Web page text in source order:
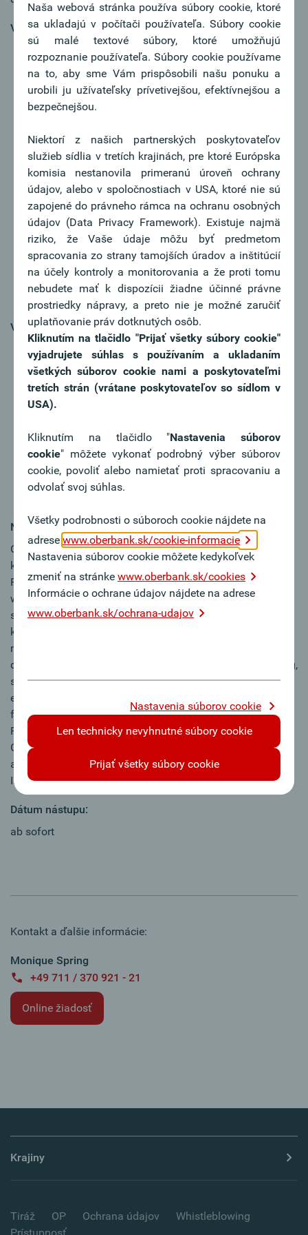
Vaše najdôležitejšie úlohy:
Sie sind Relationship-Manager:in für unsere
Firmenkund:innen im Zielsegment KMU und
Corporates
Sie sind zuständig für alle Finanzierungsfragen sowie
das Passiv- und Dienstleistungsgeschäft
Sie gewinnen auf kreative Art Neukund:innen, gerne
auch mit Hilfe unserer erprobten
Akquisitionsstrategien
Durch Erkennen von Cross-Selling-Potentialen
forcieren Sie den Verkauf
Im Sinne einer individuellen Begleitung haben Sie die
wirtschaftliche Situation von Neu- und
Bestandskund:innen im Auge
Sie repräsentieren die Oberbank nach außen, pflegen
aktiv Ihr Netzwerk und beobachten laufend den
regionalen Markt
Váš profil:
Sie verfügen über eine abgeschlossene
Bankausbildung sowie mehrjährige Berufserfahrung
im Firmenkundengeschäft einer Bank
Sie sind ein kommunikationsstarker Verkaufsprofi mit
Überzeugungskraft
Engagement, Zielorientierung, Teamgeist und
Diplomatie sind für Sie keine Fremdworte
Durch Ihre regionale Verbundenheit verfügen Sie über
ein eigenes Netzwerk zum Aufbau von
Naša ponuka:
Oberbank ist anders, weil wir als unabhängige,
kundennahe, erfolgreiche Regionalbank im gehobenen
Firmenkundensegment kontinuierlich wachsen. Damit
wachsen auch die Chancen für unsere Mitarbeiter:innen,
sich beruflich und persönlich weiterzuentwickeln. Hier
können Sie unsere Erfolgsgeschichte mit Ihren Ideen selbst
mitgestalten. Die Oberbank bietet Ihnen nicht nur eine über
den Tarifvertrag privater Banken hinausgehende Vergütung,
sondern auch zahlreiche attraktive Benefits, wie unsere
einzigartige Aktienbeteiligung, betriebliche Altersvorsorge,
flexible Arbeitszeitgestaltung, Essensbons, bankeigene
Ferienwohnungen für Ihren Urlaub und umfassende
Gesundheitsangebote für Körper & Geist. Auch Sie sind
anders, weil…? Dann reden wir darüber - wir freuen uns auf
Ihre Bewerbung.
Dátum nástupu:
ab sofort
Kontakt a ďalšie informácie:
Monique Spring
+49 711 / 370 921 - 21
Online žiadosť
Naša webová stránka používa súbory cookie, ktoré
sa ukladajú v počítači používateľa. Súbory cookie
sú malé textové súbory, ktoré umožňujú
rozpoznanie používateľa. Súbory cookie používame
na to, aby sme Vám prispôsobili našu ponuku a
urobili ju užívateľsky prívetivejšou, efektívnejšou a
bezpečnejšou.
Niektorí z našich partnerských poskytovateľov
služieb sídlia v tretích krajinách, pre ktoré Európska
komisia nestanovila primeranú úroveň ochrany
údajov, alebo v spoločnostiach v USA, ktoré nie sú
zapojené do právneho rámca na ochranu osobných
údajov (Data Privacy Framework). Existuje najmä
riziko, že Vaše údaje môžu byť predmetom
spracovania zo strany tamojších úradov a inštitúcií
na účely kontroly a monitorovania a že proti tomu
nebudete mať k dispozícii žiadne účinné právne
prostriedky nápravy, a preto nie je možné zaručiť
uplatňovanie práv dotknutých osôb.
Kliknutím na tlačidlo "Prijať všetky súbory cookie"
vyjadrujete súhlas s používaním a ukladaním
všetkých súborov cookie nami a poskytovateľmi
tretích strán (vrátane poskytovateľov so sídlom v
USA).
Kliknutím na tlačidlo "Nastavenia súborov
cookie" môžete vykonať podrobný výber súborov
cookie, povoliť alebo namietať proti spracovaniu a
odvolať svoj súhlas.
Všetky podrobnosti o súboroch cookie nájdete na
adrese www.oberbank.sk/cookie-informacie
Nastavenia súborov cookie môžete kedykoľvek
zmeniť na stránke www.oberbank.sk/cookies
Informácie o ochrane údajov nájdete na adrese
www.oberbank.sk/ochrana-udajov
Nastavenia súborov cookie
Len technicky nevyhnutné súbory cookie
Prijať všetky súbory cookie
Krajiny
Tiráž OP Ochrana údajov
Whistleblowing